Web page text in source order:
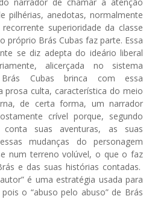
pilhérias, anedotas, normalmente
superioridade da classe
próprio Brás Cubas faz parte. Essa
se diz adepta do ideário liberal
alicerçada no sistema
Brás Cubas brinca com essa
prosa culta, característica do meio
de certa forma, um narrador
crível porque, segundo
conta suas aventuras, as suas
mudanças do personagem
num terreno volúvel, o que o faz
e das suas histórias contadas.
é uma estratégia usada para
o “abuso pelo abuso” de Brás